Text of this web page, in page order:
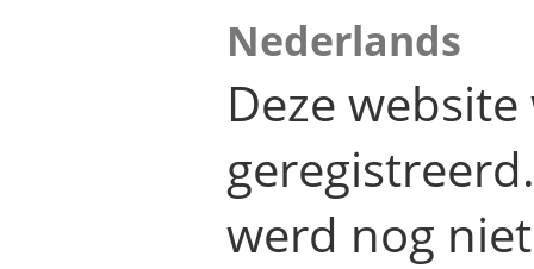
Nederlands
Deze
werd nog